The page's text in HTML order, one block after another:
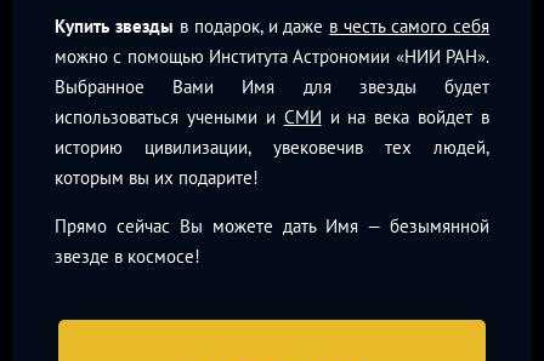
Купить звезды в подарок, и даже в честь самого себя
можно с помощью Института Астрономии «НИИ РАН».
Выбранное Вами Имя для звезды будет
использоваться учеными и СМИ и на века войдет в
историю цивилизации, увековечив тех людей,
которым вы их подарите!
Прямо сейчас Вы можете дать Имя — безымянной
звезде в космосе!